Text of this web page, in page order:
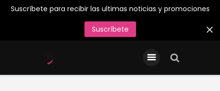
Suscríbete para recibir las ultimas noticias y promociones
Suscríbete
INICIO
Entradas/Abonos